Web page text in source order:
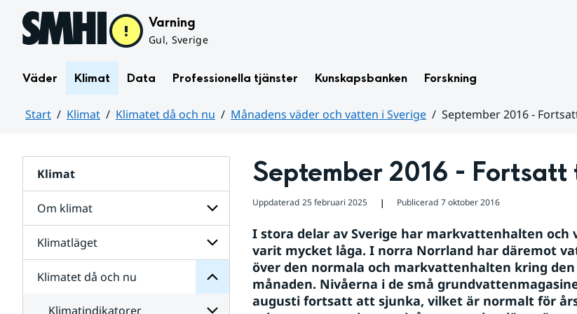
Hoppa till sidans innehåll Varning
Gul, Sverige
Väder Klimat Data Professionella tjänster Kunskapsbanken Forskning
Start Klimat Klimatet då och nu Månadens väder och vatten i Sverige
September 2016 -
Klimat
Om klimat
Undersidor
för
Om
klimat
Klimatläget
Undersidor
Klimatläget
Klimatet då och nu
Undersidor
för
Klimatet
då
och
Klimatindikatorer väder
vatten
i
September 2016 -
Uppdaterad 25 februari 2025 ❘ Publicerad 7 oktober 2016
I stora delar av Sverige har markvattenhalten och
varit mycket låga. I norra Norrland har däremot
över den normala och markvattenhalten kring
månaden. Nivåerna i de små
augusti fortsatt att sjunka, vilket är normalt för